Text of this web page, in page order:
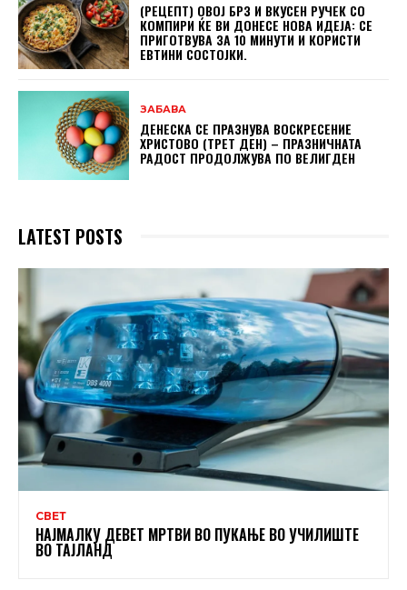
(РЕЦЕПТ) ОВОЈ БРЗ И ВКУСЕН РУЧЕК СО
КОМПИРИ ЌЕ ВИ ДОНЕСЕ НОВА ИДЕЈА: СЕ
ПРИГОТВУВА ЗА 10 МИНУТИ И КОРИСТИ
ЕВТИНИ СОСТОЈКИ.
ЗАБАВА
ДЕНЕСКА СЕ ПРАЗНУВА ВОСКРЕСЕНИЕ
ХРИСТОВО (ТРЕТ ДЕН) – ПРАЗНИЧНАТА
РАДОСТ ПРОДОЛЖУВА ПО ВЕЛИГДЕН
LATEST POSTS
СВЕТ
НАЈМАЛКУ ДЕВЕТ МРТВИ ВО ПУКАЊЕ ВО УЧИЛИШТЕ
ВО ТАЈЛАНД